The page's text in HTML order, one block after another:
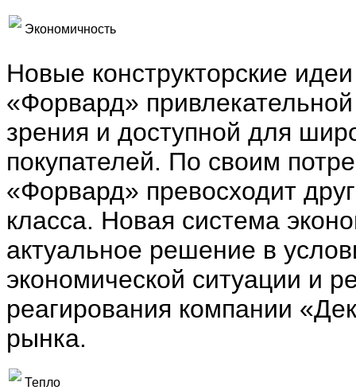
Экономичность
Новые конструкторские
«Форвард»
зрения и доступной для
покупателей. По своим
«Форвард» превосходит
класса. Новая система
актуальное решение в
экономической ситуации и
реагирования компании
рынка.
Тепло